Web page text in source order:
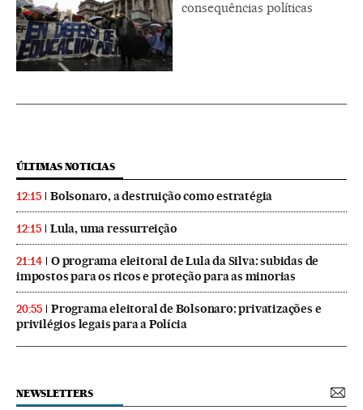
consequências políticas
ÚLTIMAS NOTICIAS
12:15 Bolsonaro, a destruição como estratégia
12:15 Lula, uma ressurreição
21:14
O programa eleitoral de Lula da Silva: subidas de
impostos para os ricos e proteção para as minorias
20:55
Programa eleitoral de Bolsonaro: privatizações e
privilégios legais para a Polícia
NEWSLETTERS